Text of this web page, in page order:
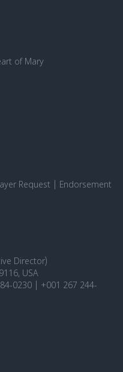
of Mary
Request
Endorsement
Director)
USA
0230 | +001 267 244-